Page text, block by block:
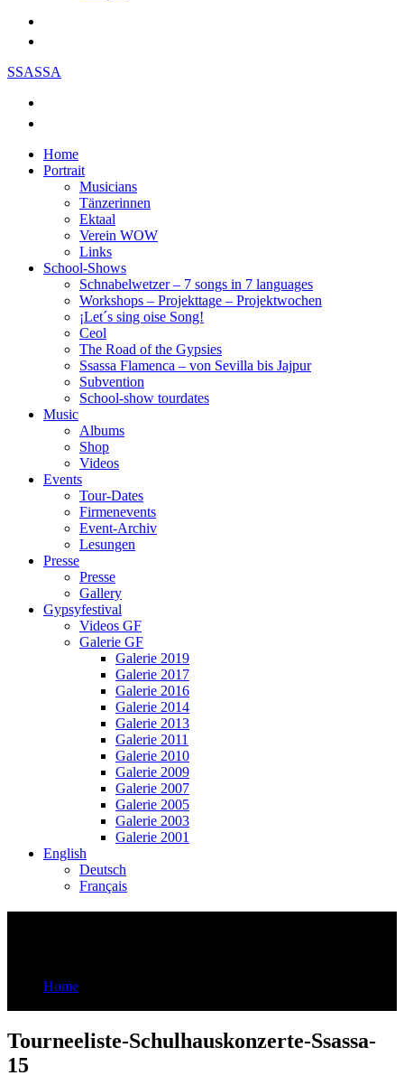
SSASSA
Home
Portrait
Musicians
Tänzerinnen
Ektaal
Verein WOW
Links
School-Shows
Schnabelwetzer – 7 songs in 7 languages
Workshops – Projekttage – Projektwochen
¡Let´s sing oise Song!
Ceol
The Road of the Gypsies
Ssassa Flamenca – von Sevilla bis Jajpur
Subvention
School-show tourdates
Music
Albums
Shop
Videos
Events
Tour-Dates
Firmenevents
Event-Archiv
Lesungen
Presse
Presse
Gallery
Gypsyfestival
Videos GF
Galerie GF
Galerie 2019
Galerie 2017
Galerie 2016
Galerie 2014
Galerie 2013
Galerie 2011
Galerie 2010
Galerie 2009
Galerie 2007
Galerie 2005
Galerie 2003
Galerie 2001
English
Deutsch
Français
Home
Tourneeliste-Schulhauskonzerte-Ssassa-
15